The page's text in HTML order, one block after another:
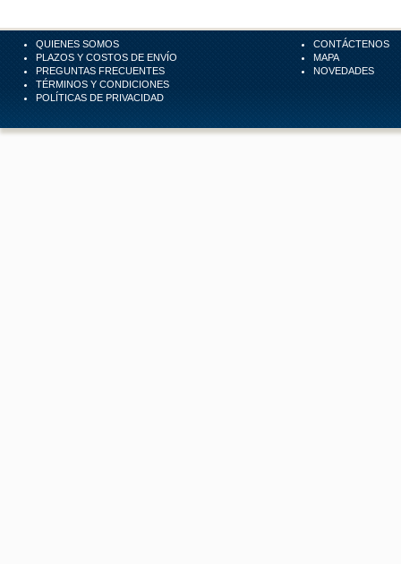
QUIENES SOMOS
PLAZOS Y COSTOS DE ENVÍO
PREGUNTAS FRECUENTES
TÉRMINOS Y CONDICIONES
POLÍTICAS DE PRIVACIDAD
CONTÁCTENOS
MAPA
NOVEDADES